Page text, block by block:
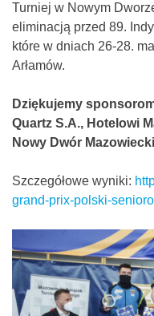
Turniej w Nowym
eliminacją przed 89.
które w dniach 26-28.
Arłamów.
Dziękujemy
Quartz S.A., Hotelowi
Nowy Dwór
Szczegółowe wyniki:
grand-prix-polski-